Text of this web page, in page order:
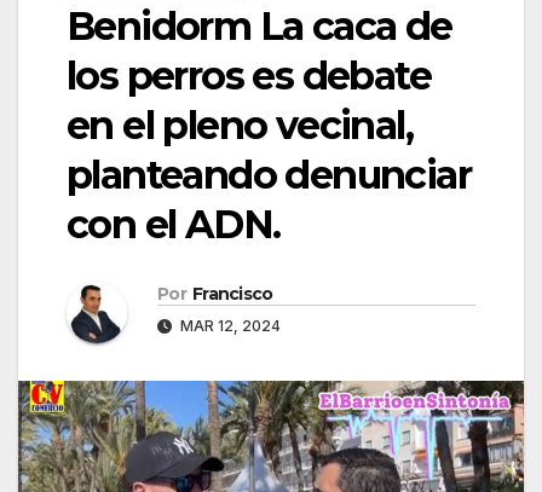
Benidorm La caca de
los perros es debate
en el pleno vecinal,
planteando denunciar
con el ADN.
Por Francisco
MAR 12, 2024